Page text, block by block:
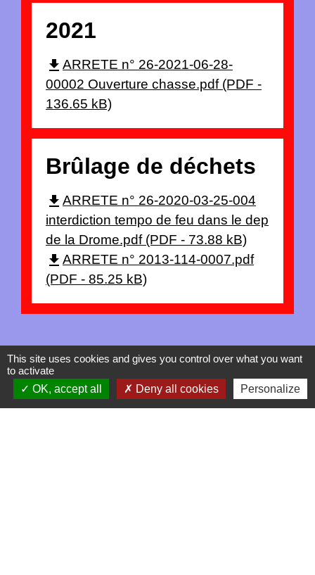
2021
file_download ARRETE n° 26-2021-06-28-
00002 Ouverture chasse.pdf (PDF -
136.65 kB)
Brûlage de déchets
file_download ARRETE n° 26-2020-03-25-004
interdiction tempo de feu dans le dep
de la Drome.pdf (PDF - 73.88 kB)
file_download ARRETE n° 2013-114-0007.pdf
(PDF - 85.25 kB)
This site uses cookies and gives you control over what you want
to activate
OK, accept all
Deny all cookies Personalize